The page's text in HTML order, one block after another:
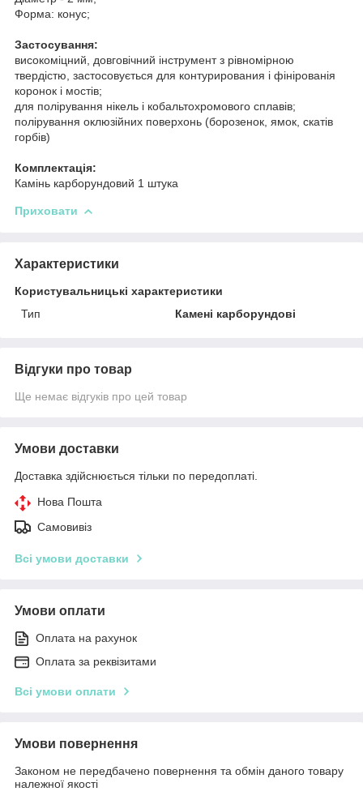
Форма: конус;
Застосування:
високоміцний, довговічний інструмент з рівномірною
твердістю, застосовується для контурирования і фінірованія
коронок і мостів;
для полірування нікель і кобальтохромового сплавів;
полірування оклюзійних поверхонь (борозенок, ямок, скатів
горбів)
Комплектація:
Камінь карборундовий 1 штука
Приховати
Характеристики
Користувальницькі характеристики
Тип
Камені карборундові
Відгуки про товар
Ще немає відгуків про цей товар
Умови доставки
Доставка здійснюється тільки по передоплаті.
Нова Пошта
Самовивіз
Всі умови доставки
Умови оплати
Оплата на рахунок
Оплата за реквізитами
Всі умови оплати
Умови повернення
Законом не передбачено повернення та обмін даного товару
належної якості